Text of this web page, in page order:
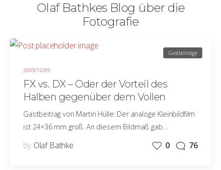
Olaf Bathkes Blog über die
Fotografie
2009/12/09
Gastbeiträge
FX vs. DX – Oder der Vorteil des
Halben gegenüber dem Vollen
Gastbeitrag von Martin Hülle: Der analoge Kleinbildfilm
ist 24×36 mm groß. An diesem Bildmaß gab…
by Olaf Bathke 0 76